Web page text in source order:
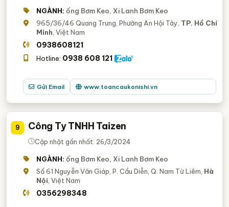
NGÀNH: ống Bơm Keo, Xi Lanh Bơm Keo
965/36/46 Quang Trung, Phường An Hội Tây, TP. Hồ Chí
Minh , Việt Nam
0938608121
Hotline: 0938 608 121
Gửi Email www.toancaukonishi.vn
9 Công Ty TNHH Taizen
Cập nhật gần nhất: 26/3/2024
NGÀNH: ống Bơm Keo, Xi Lanh Bơm Keo
Số 61 Nguyễn Văn Giáp, P. Cầu Diễn, Q. Nam Từ Liêm, Hà
Nội , Việt Nam
0356298348